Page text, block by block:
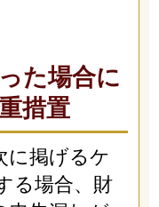
た場合に
措置
に掲げるケ
る場合、財